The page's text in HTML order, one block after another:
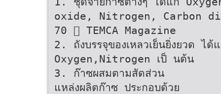
oxide, Nitrogen, Carbon
70  TEMCA Magazine
2. ถังบรรจุของเหลวเย็นยิ่งยวด ได้
Oxygen,Nitrogen เป็ นต้น
3. ก๊าซผสมตามสัดส่วน
แหล่งผลิตก๊าซ ประกอบด้วย